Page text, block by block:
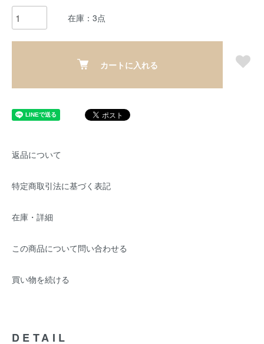
在庫：3点
カートに入れる
返品について
特定商取引法に基づく表記
在庫・詳細
この商品について問い合わせる
買い物を続ける
DETAIL